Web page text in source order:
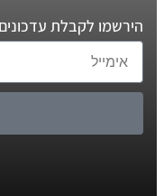
הירשמו לקבלת עדכונים